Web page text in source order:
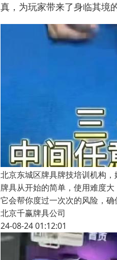
真，为玩家带来了身临其境
北京东城区牌具牌技培训机构
牌具从开始的简单，使用难度
它会帮你度过一次次的风险，
北京千赢牌具公司
24-08-24 01:12:01